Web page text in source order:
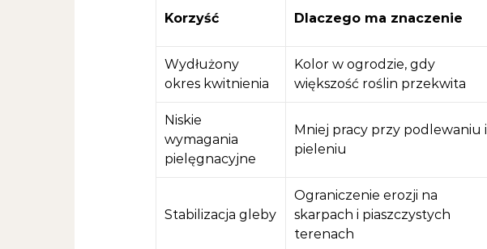
Korzyść Dlaczego ma znaczenie
Wydłużony
okres kwitnienia
Kolor w ogrodzie, gdy
większość roślin przekwita
Niskie
wymagania
pielęgnacyjne
Mniej pracy przy podlewaniu i
pieleniu
Stabilizacja gleby
Ograniczenie erozji na
skarpach i piaszczystych
terenach